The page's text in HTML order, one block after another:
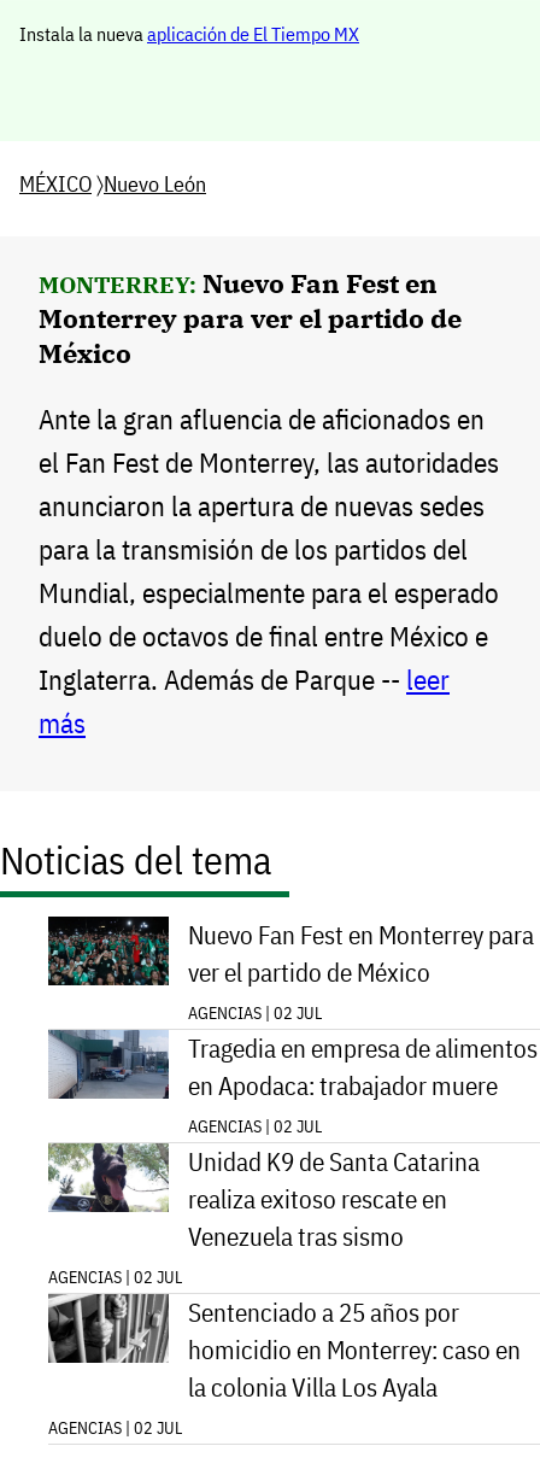
Instala la nueva aplicación de El Tiempo MX
MÉXICO〉Nuevo León
MONTERREY: Nuevo Fan Fest en
Monterrey para ver el partido de
México
Ante la gran afluencia de aficionados en
el Fan Fest de Monterrey, las autoridades
anunciaron la apertura de nuevas sedes
para la transmisión de los partidos del
Mundial, especialmente para el esperado
duelo de octavos de final entre México e
Inglaterra. Además de Parque -- leer
más
Noticias del tema
Nuevo Fan Fest en Monterrey para
ver el partido de México
AGENCIAS | 02 JUL
Tragedia en empresa de alimentos
en Apodaca: trabajador muere
AGENCIAS | 02 JUL
Unidad K9 de Santa Catarina
realiza exitoso rescate en
Venezuela tras sismo
AGENCIAS | 02 JUL
Sentenciado a 25 años por
homicidio en Monterrey: caso en
la colonia Villa Los Ayala
AGENCIAS | 02 JUL